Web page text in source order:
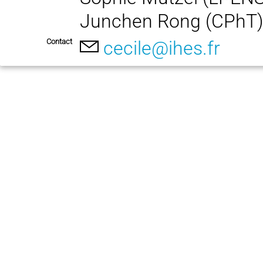
Junchen Rong (CPhT)
Contact cecile@ihes.fr